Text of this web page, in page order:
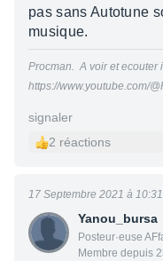
pas sans Autotune
musique.
Procman. A voir et ecouter
https://www.youtube.com/
signaler
2 réactions
Yanou_bursa
Posteur·euse
Membre depuis
17 Septembre 2021 à 10:31